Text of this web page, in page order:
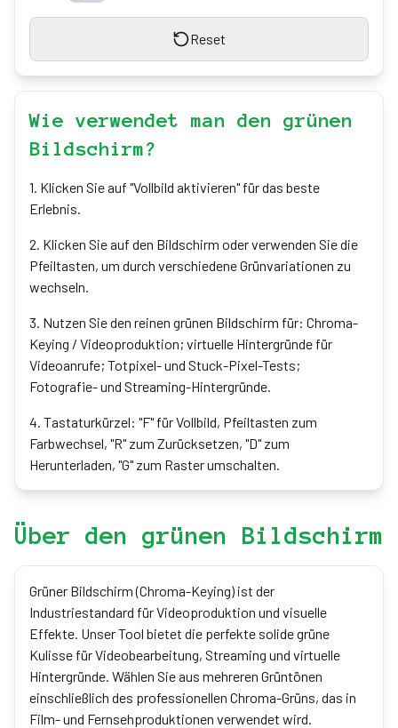
Reset
Wie verwendet man den grünen
Bildschirm?
1. Klicken Sie auf "Vollbild aktivieren" für das beste
Erlebnis.
2. Klicken Sie auf den Bildschirm oder verwenden Sie die
Pfeiltasten, um durch verschiedene Grünvariationen zu
wechseln.
3. Nutzen Sie den reinen grünen Bildschirm für: Chroma-
Keying / Videoproduktion; virtuelle Hintergründe für
Videoanrufe; Totpixel- und Stuck-Pixel-Tests;
Fotografie- und Streaming-Hintergründe.
4. Tastaturkürzel: "F" für Vollbild, Pfeiltasten zum
Farbwechsel, "R" zum Zurücksetzen, "D" zum
Herunterladen, "G" zum Raster umschalten.
Über den grünen Bildschirm
Grüner Bildschirm (Chroma-Keying) ist der
Industriestandard für Videoproduktion und visuelle
Effekte. Unser Tool bietet die perfekte solide grüne
Kulisse für Videobearbeitung, Streaming und virtuelle
Hintergründe. Wählen Sie aus mehreren Grüntönen
einschließlich des professionellen Chroma-Grüns, das in
Film- und Fernsehproduktionen verwendet wird.